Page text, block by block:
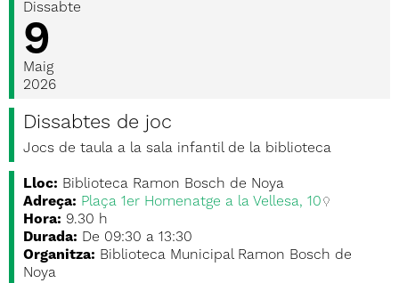
Dissabte
9
Maig
2026
Dissabtes de joc
Jocs de taula a la sala infantil de la biblioteca
Lloc: Biblioteca Ramon Bosch de Noya
Adreça: Plaça 1er Homenatge a la Vellesa, 10
Hora: 9.30 h
Durada: De 09:30 a 13:30
Organitza: Biblioteca Municipal Ramon Bosch de
Noya